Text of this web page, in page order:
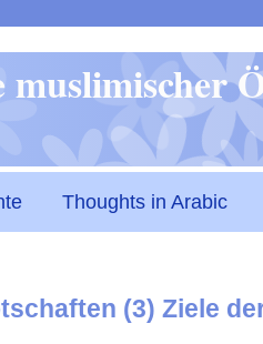
Thoughts in Arabic
(3) Ziele